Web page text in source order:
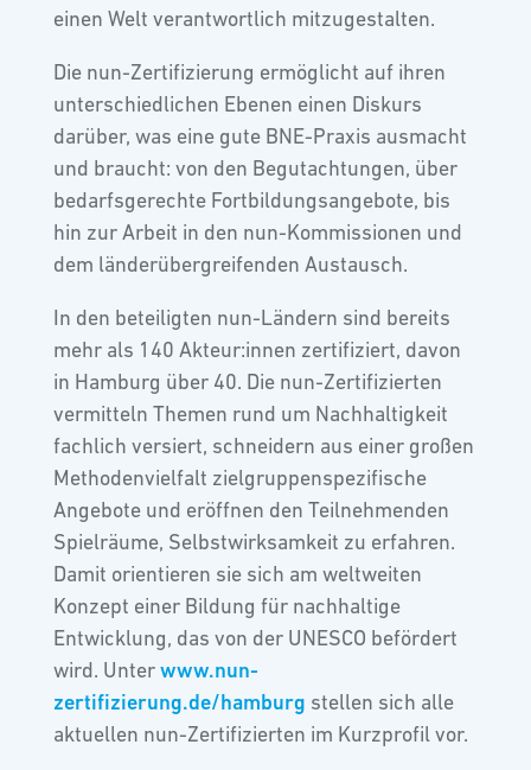
einen Welt verantwortlich mitzugestalten.
Die nun-Zertifizierung ermöglicht auf ihren
unterschiedlichen Ebenen einen Diskurs
darüber, was eine gute BNE-Praxis ausmacht
und braucht: von den Begutachtungen, über
bedarfsgerechte Fortbildungsangebote, bis
hin zur Arbeit in den nun-Kommissionen und
dem länderübergreifenden Austausch.
In den beteiligten nun-Ländern sind bereits
mehr als 140 Akteur:innen zertifiziert, davon
in Hamburg über 40. Die nun-Zertifizierten
vermitteln Themen rund um Nachhaltigkeit
fachlich versiert, schneidern aus einer großen
Methodenvielfalt zielgruppenspezifische
Angebote und eröffnen den Teilnehmenden
Spielräume, Selbstwirksamkeit zu erfahren.
Damit orientieren sie sich am weltweiten
Konzept einer Bildung für nachhaltige
Entwicklung, das von der UNESCO befördert
wird. Unterwww.nun-
zertifizierung.de/hamburg stellen sich alle
aktuellen nun-Zertifizierten im Kurzprofil vor.